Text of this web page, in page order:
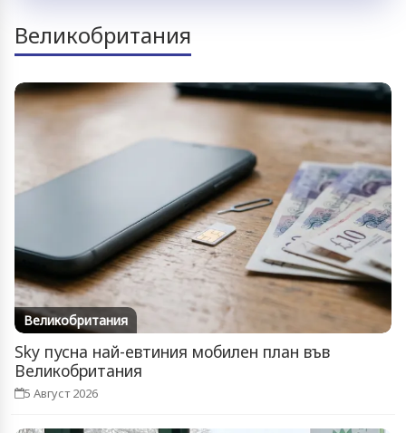
Великобритания
Великобритания
Sky пусна най-евтиния мобилен план във
Великобритания
5 Август 2026